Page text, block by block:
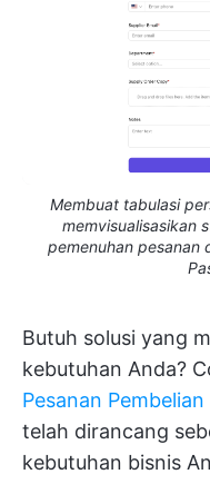
Membuat tabulasi
memvisualisasikan
pemenuhan pesanan
Butuh solusi yang
kebutuhan Anda?
Pesanan
telah dirancang
kebutuhan bisnis